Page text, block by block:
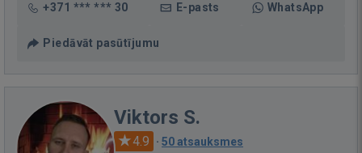
+371 *** *** 30 E-pasts WhatsApp
Piedāvāt pasūtījumu
Viktors S.
4.9 · 50 atsauksmes